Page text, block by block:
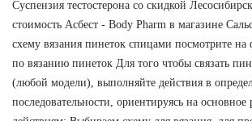
Суспензия тестостерона со скидкой
стоимость Асбест - Body Pharm в магазине
схему вязания пинеток спицами посмотрите на
по вязанию пинеток Для того чтобы связать
(любой модели), выполняйте действия в
последовательности, ориентируясь на основное